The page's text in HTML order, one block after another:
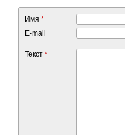
Имя *
E-mail
Текст *